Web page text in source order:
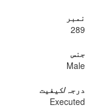
نمبر
289
جنس
Male
درجہ/کیفیت
Executed